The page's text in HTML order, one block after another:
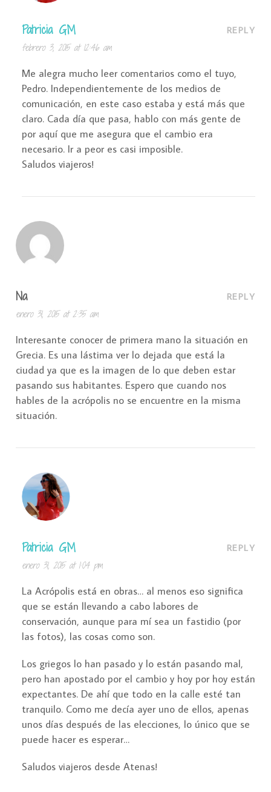
Patricia GM
febrero 3, 2015 at 12:46 am
REPLY
Me alegra mucho leer comentarios como el tuyo,
Pedro. Independientemente de los medios de
comunicación, en este caso estaba y está más que
claro. Cada día que pasa, hablo con más gente de
por aquí que me asegura que el cambio era
necesario. Ir a peor es casi imposible.
Saludos viajeros!
Na
enero 31, 2015 at 2:35 am
REPLY
Interesante conocer de primera mano la situación en
Grecia. Es una lástima ver lo dejada que está la
ciudad ya que es la imagen de lo que deben estar
pasando sus habitantes. Espero que cuando nos
hables de la acrópolis no se encuentre en la misma
situación.
Patricia GM
enero 31, 2015 at 1:04 pm
REPLY
La Acrópolis está en obras… al menos eso significa
que se están llevando a cabo labores de
conservación, aunque para mí sea un fastidio (por
las fotos), las cosas como son.
Los griegos lo han pasado y lo están pasando mal,
pero han apostado por el cambio y hoy por hoy están
expectantes. De ahí que todo en la calle esté tan
tranquilo. Como me decía ayer uno de ellos, apenas
unos días después de las elecciones, lo único que se
puede hacer es esperar…
Saludos viajeros desde Atenas!